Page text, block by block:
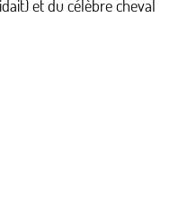
et du célèbre cheval